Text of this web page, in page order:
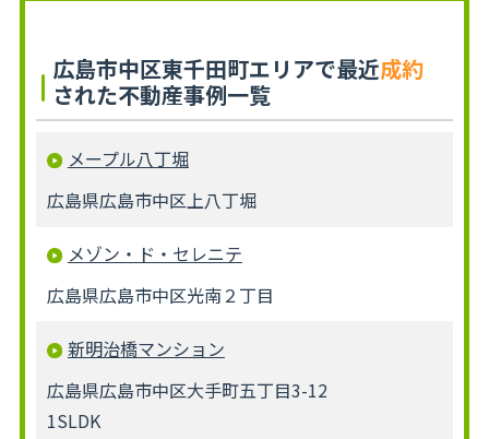
広島市中区東千田町エリアで最近成約
された不動産事例一覧
メープル八丁堀
広島県広島市中区上八丁堀
メゾン・ド・セレニテ
広島県広島市中区光南２丁目
新明治橋マンション
広島県広島市中区大手町五丁目3-12
1SLDK